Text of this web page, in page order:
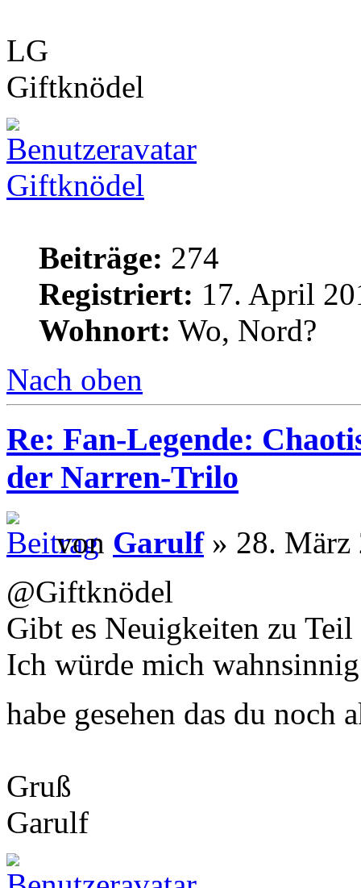
LG
Giftknödel
Giftknödel
Beiträge: 274
Registriert: 17. April
Wohnort: Wo, Nord?
Nach oben
Re: Fan-Legende:
der Narren-Trilo
von Garulf» 28. März
@Giftknödel
Gibt es Neuigkeiten zu
Ich würde mich
habe gesehen das du noch
Gruß
Garulf